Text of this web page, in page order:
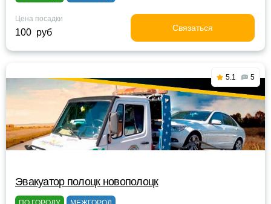
Цена посадки
100 руб Связаться
5.1 5
Эвакуатор полоцк новополоцк